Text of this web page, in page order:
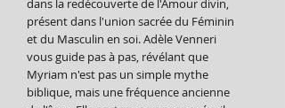
présent dans l'union sacrée du Féminin
et du Masculin en soi. Adèle Venneri
vous guide pas à pas, révélant que
Myriam n'est pas un simple mythe
biblique, mais une fréquence ancienne